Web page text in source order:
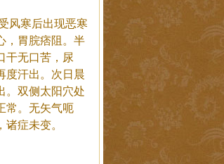
风寒后出现恶寒
，胃脘痞阻。半
干无口苦，尿
度汗出。次日晨
。双侧太阳穴处
常。无矢气呃
症未变。